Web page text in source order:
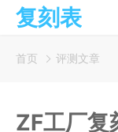
复刻表
首页 评测文章
ZF工厂复